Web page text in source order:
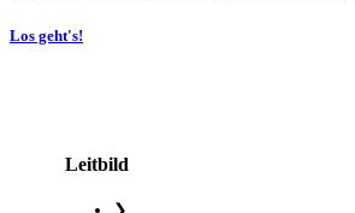
Los geht's!
Leitbild